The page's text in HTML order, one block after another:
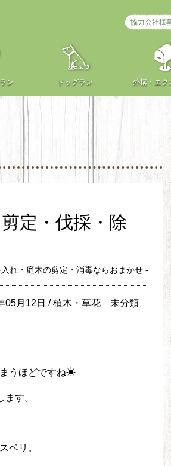
ン ドッグラン 外構・ エク
協力会社様
定・伐採・除
れ・庭木の剪定・消毒ならおまかせ -
05月12日 /植木・草花 未分類
うほどですね☀
す。
ベリ。